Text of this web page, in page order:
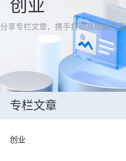
支持与服务
创业
分享专栏文章，携手打造高质量产品
专栏文章
创业